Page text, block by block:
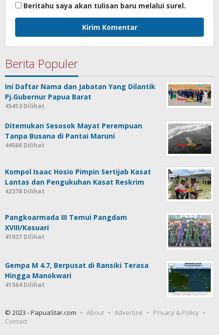
Beritahu saya akan tulisan baru melalui surel.
Berita Populer
Ini Daftar Nama dan Jabatan Yang Dilantik
Pj.Gubernur Papua Barat
45413 Dilihat
Ditemukan Sesosok Mayat Perempuan
Tanpa Busana di Pantai Maruni
44566 Dilihat
Kompol Isaac Hosio Pimpin Sertijab Kasat
Lantas dan Pengukuhan Kasat Reskrim
42378 Dilihat
Pangkoarmada III Temui Pangdam
XVIII/Kasuari
41937 Dilihat
Gempa M 4.7, Berpusat di Ransiki Terasa
Hingga Manokwari
41564 Dilihat
© 2023 - PapuaStar.com About Advertise
Privacy & Policy
Contact